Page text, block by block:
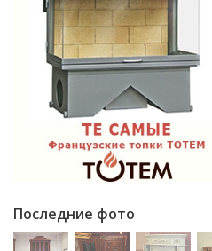
Последние фото